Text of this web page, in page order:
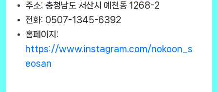
주소: 충청남도 서산시 예천동 1268-2
전화: 0507-1345-6392
홈페이지:
https://www.instagram.com/nokoon_s
eosan